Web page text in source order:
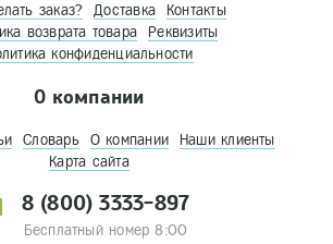
заказ? Доставка
Контакты
возврата товара
Реквизиты
конфиденциальности
О компании
Словарь О компании
Наши клиенты
Карта сайта
8 (800) 3333-897
Бесплатный номер 8:00